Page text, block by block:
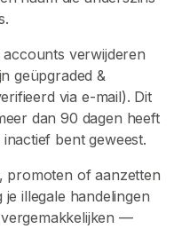
verwijderen
geüpgraded &
via e-mail). Dit
dan 90 dagen heeft
bent geweest.
promoten of aanzetten
illegale handelingen
—